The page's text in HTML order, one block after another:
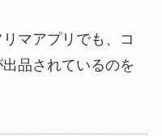
マアプリでも、コ
品されているのを